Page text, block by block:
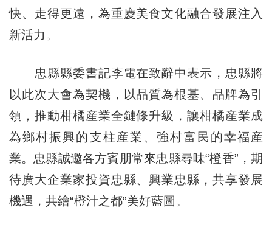
快、走得更遠，為重慶美食文化融合發展注入
新活力。
忠縣縣委書記李電在致辭中表示，忠縣將
以此次大會為契機，以品質為根基、品牌為引
領，推動柑橘産業全鏈條升級，讓柑橘産業成
為鄉村振興的支柱産業、強村富民的幸福産
業。忠縣誠邀各方賓朋常來忠縣尋味“橙香”，期
待廣大企業家投資忠縣、興業忠縣，共享發展
機遇，共繪“橙汁之都”美好藍圖。